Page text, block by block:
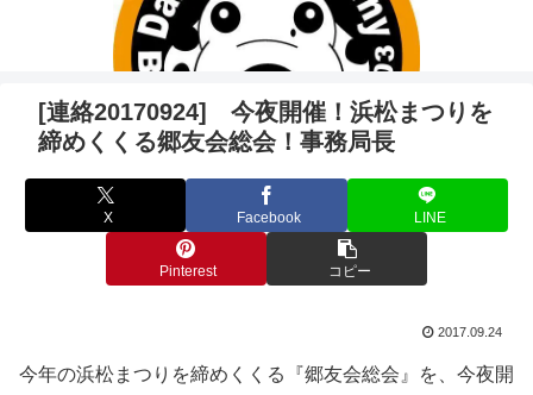
[連絡20170924] 今夜開催！浜松まつりを
締めくくる郷友会総会！事務局長
X Facebook LINE
Pinterest コピー
2017.09.24
今年の浜松まつりを締めくくる『郷友会総会』を、今夜開